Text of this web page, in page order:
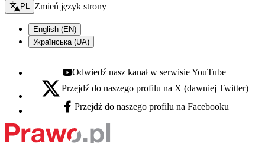
Zmień język - bieżący:
PL Zmień język strony
English (EN)
Українська (UA)
Youtube - otwiera się w nowej karcie
Odwiedź nasz kanał w serwisie YouTube
X - otwiera się w nowej karcie
Przejdź do naszego profilu na X (dawniej Twitter)
Facebook - otwiera się w nowej karcie
Przejdź do naszego profilu na Facebooku